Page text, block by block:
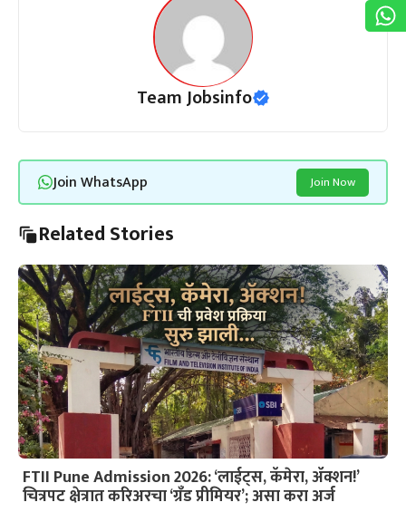
Team Jobsinfo
Join WhatsApp Join Now
Related Stories
FTII Pune Admission 2026: ‘लाईट्स, कॅमेरा, ॲक्शन!’
चित्रपट क्षेत्रात करिअरचा ‘ग्रँड प्रीमियर’; असा करा अर्ज